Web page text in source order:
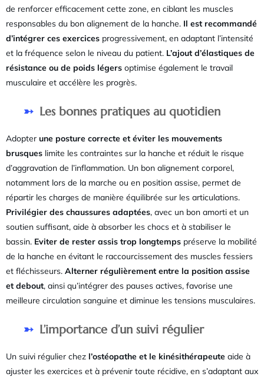
de renforcer efficacement cette zone, en ciblant les muscles
responsables du bon alignement de la hanche. Il est recommandé
d’intégrer ces exercices progressivement, en adaptant l’intensité
et la fréquence selon le niveau du patient. L’ajout d’élastiques de
résistance ou de poids légers optimise également le travail
musculaire et accélère les progrès.
Les bonnes pratiques au quotidien
Adopter une posture correcte et éviter les mouvements
brusques limite les contraintes sur la hanche et réduit le risque
d’aggravation de l’inflammation. Un bon alignement corporel,
notamment lors de la marche ou en position assise, permet de
répartir les charges de manière équilibrée sur les articulations.
Privilégier des chaussures adaptées, avec un bon amorti et un
soutien suffisant, aide à absorber les chocs et à stabiliser le
bassin. Eviter de rester assis trop longtemps préserve la mobilité
de la hanche en évitant le raccourcissement des muscles fessiers
et fléchisseurs. Alterner régulièrement entre la position assise
et debout, ainsi qu’intégrer des pauses actives, favorise une
meilleure circulation sanguine et diminue les tensions musculaires.
L’importance d’un suivi régulier
Un suivi régulier chez l’ostéopathe et le kinésithérapeute aide à
ajuster les exercices et à prévenir toute récidive, en s’adaptant aux